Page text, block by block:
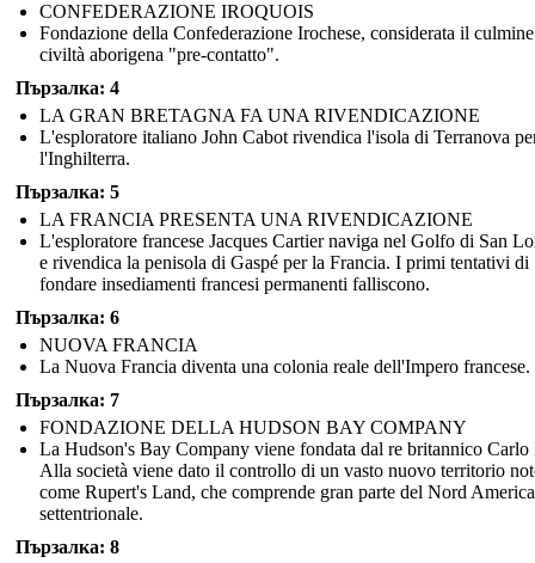
CONFEDERAZIONE IROQUOIS
Fondazione della Confederazione Irochese, considerata il
civiltà aborigena "pre-contatto".
Пързалка: 4
LA GRAN BRETAGNA FA UNA RIVENDICAZIONE
L'esploratore italiano John Cabot rivendica l'isola di Terranova
l'Inghilterra.
Пързалка: 5
LA FRANCIA PRESENTA UNA RIVENDICAZIONE
L'esploratore francese Jacques Cartier naviga nel Golfo di San
e rivendica la penisola di Gaspé per la Francia. I primi tentativi di
fondare insediamenti francesi permanenti falliscono.
Пързалка: 6
NUOVA FRANCIA
La Nuova Francia diventa una colonia reale dell'Impero francese.
Пързалка: 7
FONDAZIONE DELLA HUDSON BAY COMPANY
La Hudson's Bay Company viene fondata dal re britannico Carlo
Alla società viene dato il controllo di un vasto nuovo territorio
come Rupert's Land, che comprende gran parte del Nord America
settentrionale.
Пързалка: 8